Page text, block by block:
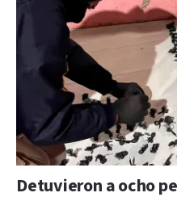
Detuvieron a ocho